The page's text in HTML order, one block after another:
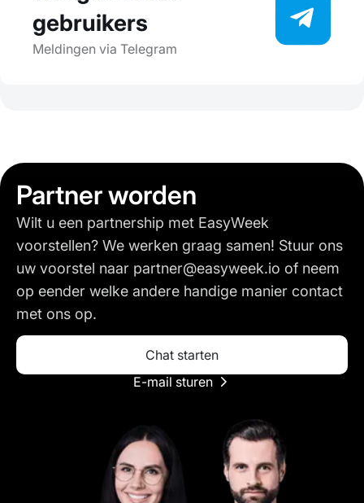
gebruikers
Meldingen via Telegram
Partner worden
Wilt u een partnership met EasyWeek
voorstellen? We werken graag samen! Stuur ons
uw voorstel naar partner@easyweek.io of neem
op eender welke andere handige manier contact
met ons op.
Chat starten
E-mail sturen